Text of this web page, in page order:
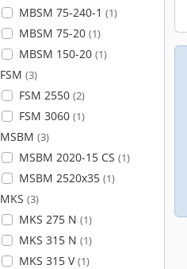
MBSM 75-240-1 (1)
MBSM 75-20 (1)
MBSM 150-20 (1)
FSM (3)
FSM 2550 (2)
FSM 3060 (1)
MSBM (3)
MSBM 2020-15 CS (1)
MSBM 2520x35 (1)
MKS (3)
MKS 275 N (1)
MKS 315 N (1)
MKS 315 V(1)